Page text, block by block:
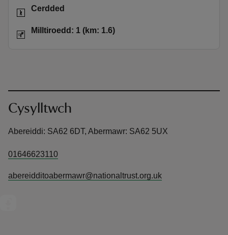
Gweithgareddau
Cerdded
PellterMilltiroedd: 1 (km: 1.6)
Cysylltwch
Abereiddi: SA62 6DT, Abermawr: SA62 5UX
01646623110
abereidditoabermawr@nationaltrust.org.uk